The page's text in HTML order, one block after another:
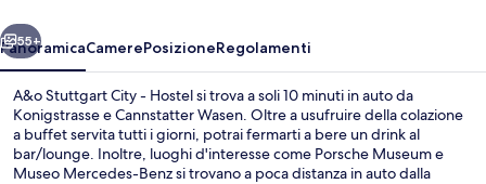
Avanti
55+
PanoramicaCamerePosizioneRegolamenti
A&o Stuttgart City - Hostel si trova a soli 10 minuti in auto da
Konigstrasse e Cannstatter Wasen. Oltre a usufruire della colazione
a buffet servita tutti i giorni, potrai fermarti a bere un drink al
bar/lounge. Inoltre, luoghi d'interesse come Porsche Museum e
Museo Mercedes-Benz si trovano a poca distanza in auto dalla